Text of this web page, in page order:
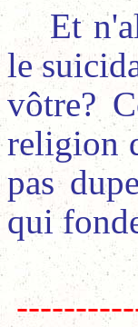
Et
le
vôtre?
religion
pas
qui